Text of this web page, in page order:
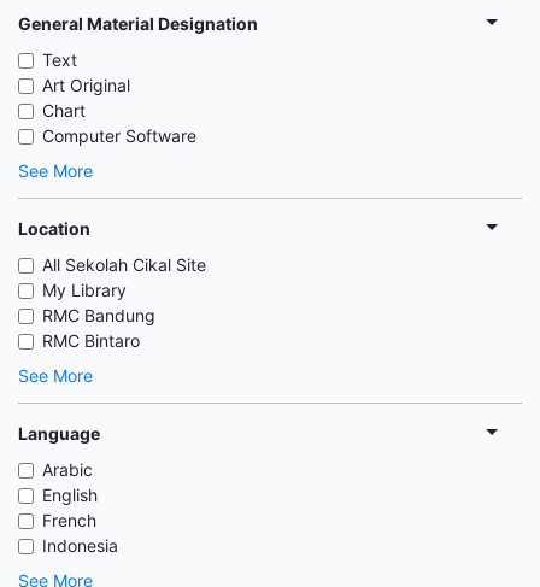
General Material Designation
Text
Art Original
Chart
Computer Software
See More
Location
All Sekolah Cikal Site
My Library
RMC Bandung
RMC Bintaro
See More
Language
Arabic
English
French
Indonesia
See More